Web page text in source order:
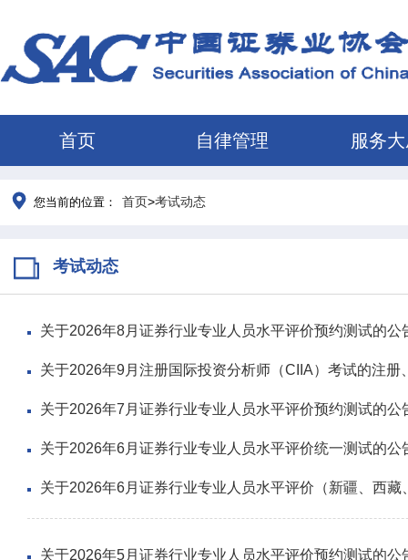
首页 自律管理 服务
您当前的位置： 首页>考试动态
考试动态
关于2026年8月证券行业专业人员水平评价预约测试的公
关于2026年9月注册国际投资分析师（CIIA）考试的注册
关于2026年7月证券行业专业人员水平评价预约测试的公
关于2026年6月证券行业专业人员水平评价统一测试的公
关于2026年6月证券行业专业人员水平评价（新疆、西藏
关于2026年5月证券行业专业人员水平评价预约测试的公